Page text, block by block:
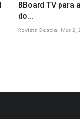
BBoard TV para
do...
Revista Descla Mar 2,